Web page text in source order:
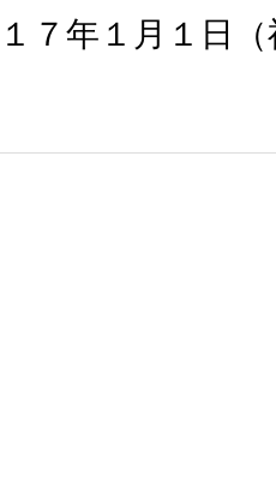
７年１月１日（